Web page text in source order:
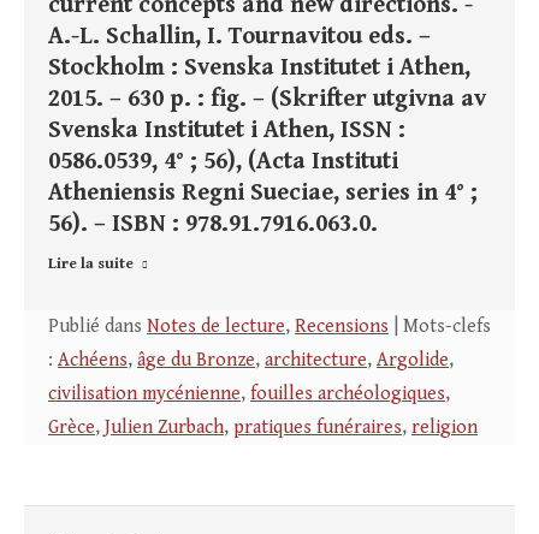
current concepts and new directions. -
A.-L. Schallin, I. Tournavitou eds. –
Stockholm : Svenska Institutet i Athen,
2015. – 630 p. : fig. – (Skrifter utgivna av
Svenska Institutet i Athen, ISSN :
0586.0539, 4° ; 56), (Acta Instituti
Atheniensis Regni Sueciae, series in 4° ;
56). – ISBN : 978.91.7916.063.0.
Lire la suite
Publié dans Notes de lecture, Recensions | Mots-clefs
: Achéens, âge du Bronze, architecture, Argolide,
civilisation mycénienne, fouilles archéologiques,
Grèce, Julien Zurbach, pratiques funéraires, religion